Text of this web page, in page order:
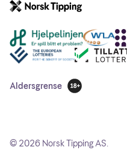
Andre lenker
Aldersgrense
18 år
© 2026 Norsk Tipping AS.